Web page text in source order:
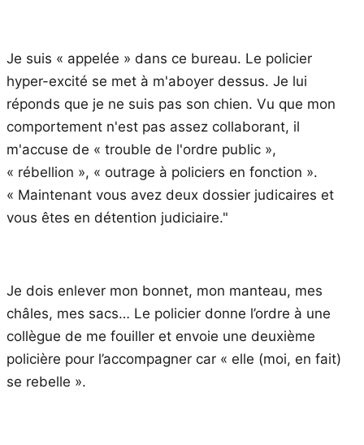
Je suis « appelée » dans ce bureau. Le policier
hyper-excité se met à m'aboyer dessus. Je lui
réponds que je ne suis pas son chien. Vu que mon
comportement n'est pas assez collaborant, il
m'accuse de « trouble de l'ordre public »,
« rébellion », « outrage à policiers en fonction ».
« Maintenant vous avez deux dossier judicaires et
vous êtes en détention judiciaire."
Je dois enlever mon bonnet, mon manteau, mes
châles, mes sacs… Le policier donne l’ordre à une
collègue de me fouiller et envoie une deuxième
policière pour l’accompagner car « elle (moi, en fait)
se rebelle ».